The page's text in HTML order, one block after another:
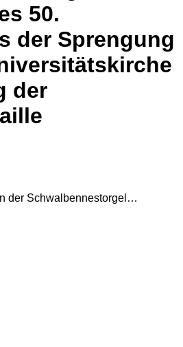
50.
der Sprengung
der
der Schwalbennestorgel…